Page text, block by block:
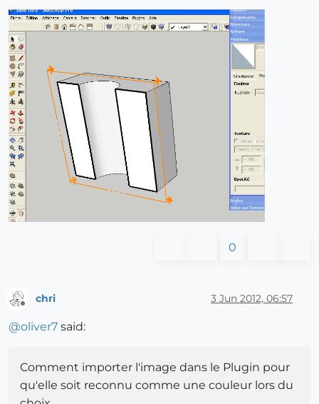
0
chri 3 Jun 2012, 06:57
@oliver7 said:
Comment importer l'image dans le Plugin pour
qu'elle soit reconnu comme une couleur lors du